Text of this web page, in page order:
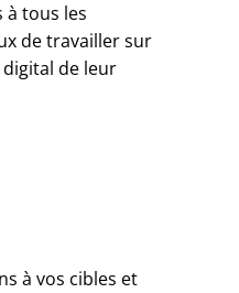
à tous les
de travailler sur
de leur
à vos cibles et